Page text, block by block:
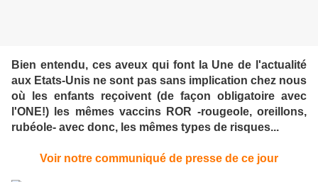
Bien entendu, ces aveux qui font la Une de l'actualité
aux Etats-Unis ne sont pas sans implication chez nous
où les enfants reçoivent (de façon obligatoire avec
l'ONE!) les mêmes vaccins ROR -rougeole, oreillons,
rubéole- avec donc, les mêmes types de risques...
Voir notre communiqué de presse de ce jour